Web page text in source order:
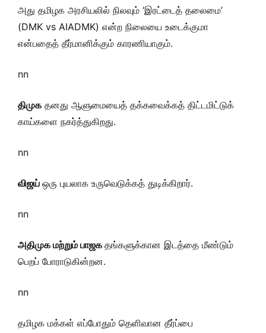
அது தமிழக அரசியலில் நிலவும் ‘இரட்டைத் தலைமை’
(DMK vs AIADMK) என்ற நிலையை உடைக்குமா
என்பதைத் தீர்மானிக்கும் காரணியாகும்.
nn
திமுக தனது ஆளுமையைத் தக்கவைக்கத் திட்டமிட்டுக்
காய்களை நகர்த்துகிறது.
nn
விஜய் ஒரு புயலாக உருவெடுக்கத் துடிக்கிறார்.
nn
அதிமுக மற்றும் பாஜக தங்களுக்கான இடத்தை மீண்டும்
பெறப் போராடுகின்றன.
nn
தமிழக மக்கள் எப்போதும் தெளிவான தீர்ப்பை